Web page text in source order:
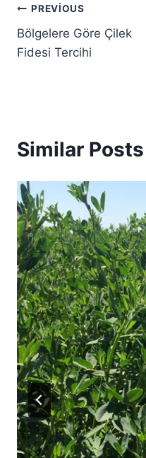
Yazı
gezinmesi
PREVIOUS
Bölgelere Göre Çilek
Fidesi Tercihi
Similar Posts